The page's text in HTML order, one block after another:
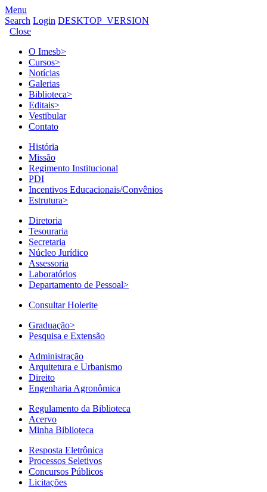
Menu
Search Login DESKTOP_VERSION
Close
O Imesb>
Cursos>
Notícias
Galerias
Biblioteca>
Editais>
Vestibular
Contato
História
Missão
Regimento Institucional
PDI
Incentivos Educacionais/Convênios
Estrutura>
Diretoria
Tesouraria
Secretaria
Núcleo Jurídico
Assessoria
Laboratórios
Departamento de Pessoal>
Consultar Holerite
Graduação>
Pesquisa e Extensão
Administração
Arquitetura e Urbanismo
Direito
Engenharia Agronômica
Regulamento da Biblioteca
Acervo
Minha Biblioteca
Resposta Eletrônica
Processos Seletivos
Concursos Públicos
Licitações